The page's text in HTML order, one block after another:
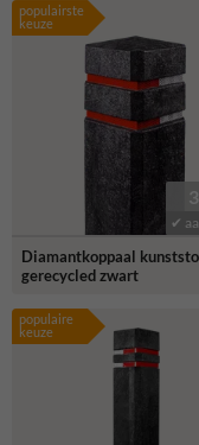
populairste
keuze
✔
Diamantkoppaal
gerecycled zwart
populaire
keuze